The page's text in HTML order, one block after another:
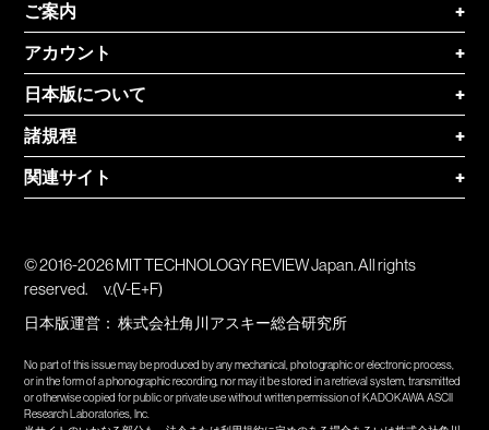
ご案内
+
アカウント
+
日本版について
+
諸規程
+
関連サイト
+
© 2016-2026 MIT TECHNOLOGY REVIEW Japan. All rights
reserved.
v.(V-E+F)
日本版運営：株式会社角川アスキー総合研究所
No part of this issue may be produced by any mechanical, photographic or electronic process,
or in the form of a phonographic recording, nor may it be stored in a retrieval system, transmitted
or otherwise copied for public or private use without written permission of KADOKAWA ASCII
Research Laboratories, Inc.